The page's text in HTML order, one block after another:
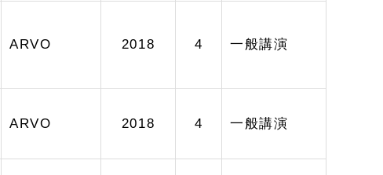
ARVO 2018 4 一般講演
ARVO 2018 4 一般講演